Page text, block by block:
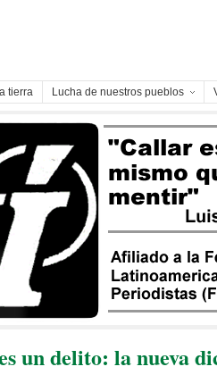
tierra Lucha de nuestros pueblos
un delito: la nueva